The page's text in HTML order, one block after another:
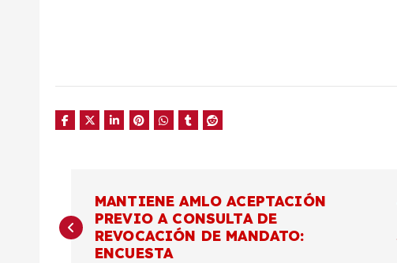
a
MANTIENE AMLO ACEPTACIÓN
PREVIO A CONSULTA DE
REVOCACIÓN DE MANDATO:
ENCUESTA